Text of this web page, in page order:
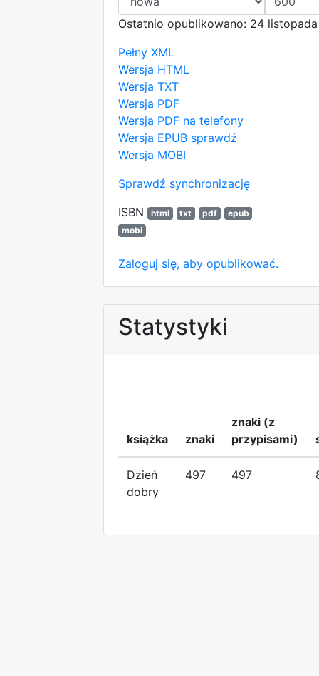
Ostatnio opublikowano: 24 listopada
Pełny XML
Wersja HTML
Wersja TXT
Wersja PDF
Wersja PDF na telefony
Wersja EPUB sprawdź
Wersja MOBI
Sprawdź synchronizację
ISBN
html txt pdf
epub
mobi
Zaloguj się, aby opublikować.
Statystyki
książka znaki
znaki (z
przypisami)
Dzień
dobry
497 497